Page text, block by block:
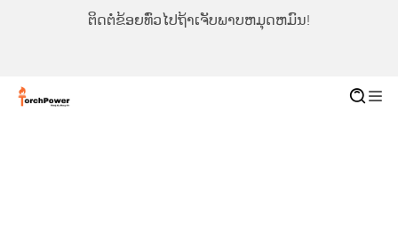
ຕິດຕໍ່ຂ້ອຍທົ່ວໄປຖ້າເຈັບພາບຫມຸດຫມົນ!